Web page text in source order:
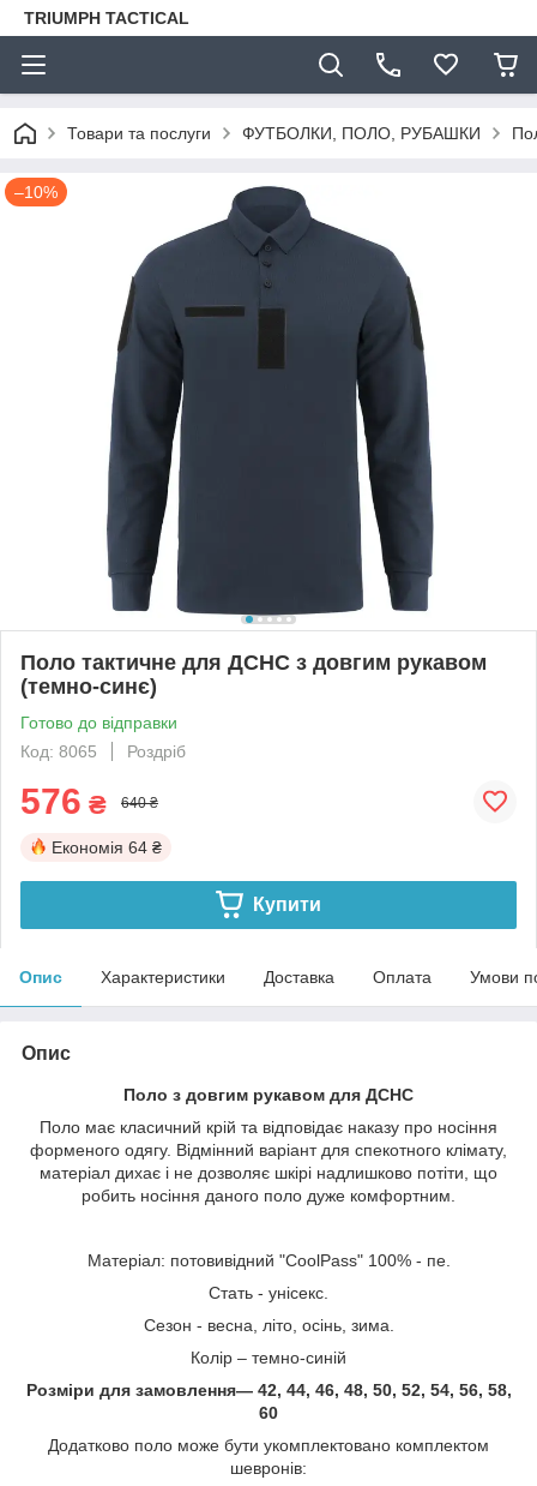
TRIUMPH TACTICAL
Товари та послуги ФУТБОЛКИ, ПОЛО, РУБАШКИ
–10%
Поло тактичне для ДСНС з довгим рукавом
(темно-синє)
Готово до відправки
Код: 8065
Роздріб
576 ₴ 640 ₴
Економія 64 ₴
Купити
Опис Характеристики Доставка Оплата Умови
Опис
Поло з довгим рукавом для ДСНС
Поло має класичний крій та відповідає наказу про носіння
форменого одягу. Відмінний варіант для спекотного клімату,
матеріал дихає і не дозволяє шкірі надлишково потіти, що
робить носіння даного поло дуже комфортним.
Матеріал: потовивідний "CoolPass" 100% - пе.
Стать - унісекс.
Сезон - весна, літо, осінь, зима.
Колір – темно-синій
Розміри для замовлення― 42, 44, 46, 48, 50, 52, 54, 56, 58,
60
Додатково поло може бути укомплектовано комплектом
шевронів: